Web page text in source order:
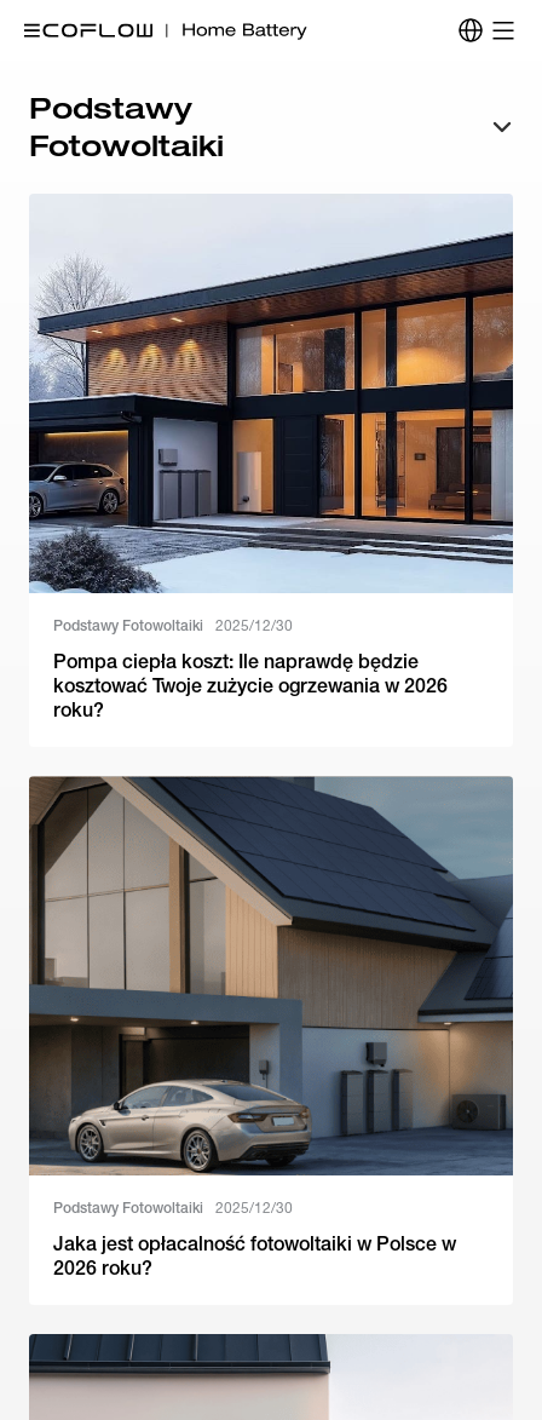
Podstawy
Fotowoltaiki
Podstawy Fotowoltaiki 2025/12/30
Pompa ciepła koszt: Ile naprawdę będzie
kosztować Twoje zużycie ogrzewania w 2026
roku?
Podstawy Fotowoltaiki 2025/12/30
Jaka jest opłacalność fotowoltaiki w Polsce w
2026 roku?